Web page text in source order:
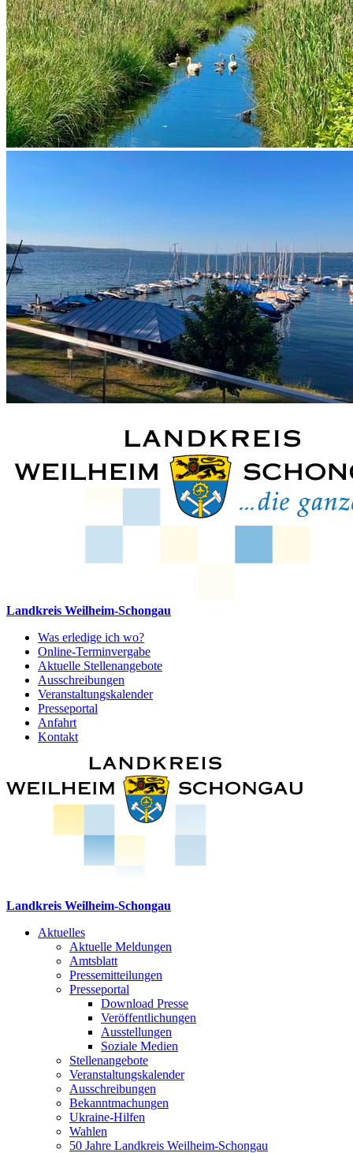
Landkreis Weilheim-Schongau
Was erledige ich wo?
Online-Terminvergabe
Aktuelle Stellenangebote
Ausschreibungen
Veranstaltungskalender
Presseportal
Anfahrt
Kontakt
Landkreis Weilheim-Schongau
Aktuelles
Aktuelle Meldungen
Amtsblatt
Pressemitteilungen
Presseportal
Download Presse
Veröffentlichungen
Ausstellungen
Soziale Medien
Stellenangebote
Veranstaltungskalender
Ausschreibungen
Bekanntmachungen
Ukraine-Hilfen
Wahlen
50 Jahre Landkreis Weilheim-Schongau